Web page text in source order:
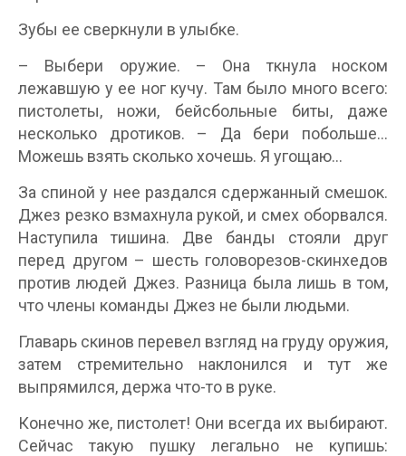
Зубы ее сверкнули в улыбке.
– Выбери оружие. – Она ткнула носком
лежавшую у ее ног кучу. Там было много всего:
пистолеты, ножи, бейсбольные биты, даже
несколько дротиков. – Да бери побольше…
Можешь взять сколько хочешь. Я угощаю…
За спиной у нее раздался сдержанный смешок.
Джез резко взмахнула рукой, и смех оборвался.
Наступила тишина. Две банды стояли друг
перед другом – шесть головорезов-скинхедов
против людей Джез. Разница была лишь в том,
что члены команды Джез не были людьми.
Главарь скинов перевел взгляд на груду оружия,
затем стремительно наклонился и тут же
выпрямился, держа что-то в руке.
Конечно же, пистолет! Они всегда их выбирают.
Сейчас такую пушку легально не купишь: